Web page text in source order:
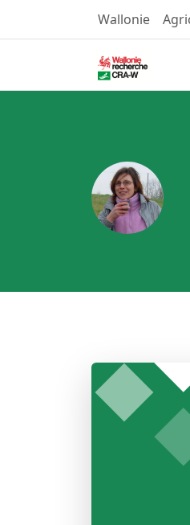
Wallonie